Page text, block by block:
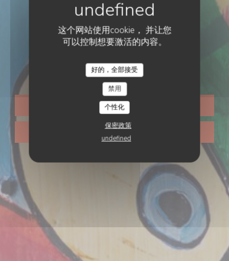
这个网站使用cookie， 并让您
可以控制想要激活的内容。
好的，全部接受
禁用
个性化
保密政策
undefined
克里奥尔餐厅• LILLE
Touloulou
预订餐位